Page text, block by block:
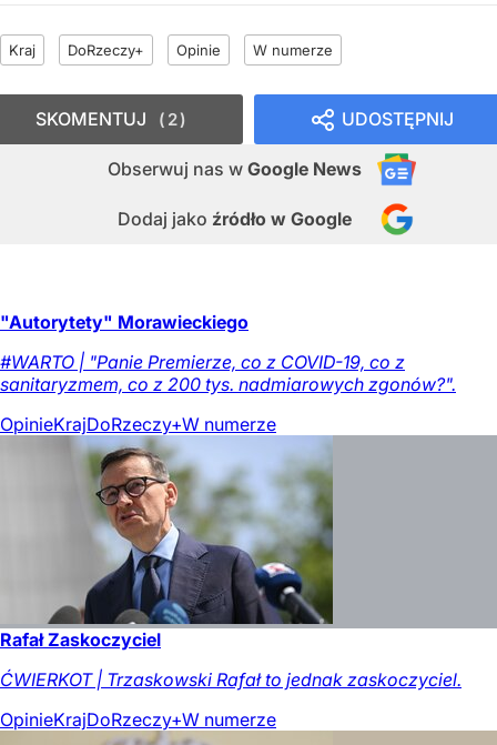
Kraj DoRzeczy+ Opinie W numerze
UDOSTĘPNIJ
Obserwuj nas w Google News
Dodaj jako źródło w Google
SKOMENTUJ 2
"Autorytety" Morawieckiego
#WARTO | "Panie Premierze, co z COVID-19, co z
sanitaryzmem, co z 200 tys. nadmiarowych zgonów?".
OpinieKrajDoRzeczy+W numerze
Rafał Zaskoczyciel
ĆWIERKOT | Trzaskowski Rafał to jednak zaskoczyciel.
OpinieKrajDoRzeczy+W numerze